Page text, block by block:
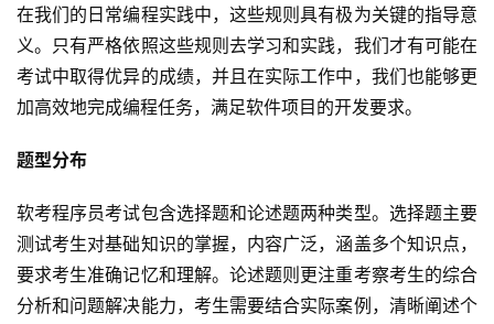
在我们的日常编程实践中，这些规则具有极为关键的指导意
义。只有严格依照这些规则去学习和实践，我们才有可能在
考试中取得优异的成绩，并且在实际工作中，我们也能够更
加高效地完成编程任务，满足软件项目的开发要求。
题型分布
软考程序员考试包含选择题和论述题两种类型。选择题主要
测试考生对基础知识的掌握，内容广泛，涵盖多个知识点，
要求考生准确记忆和理解。论述题则更注重考察考生的综合
分析和问题解决能力，考生需要结合实际案例，清晰阐述个